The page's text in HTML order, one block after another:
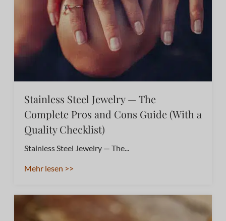
Stainless Steel Jewelry — The
Complete Pros and Cons Guide (With a
Quality Checklist)
Stainless Steel Jewelry — The...
Mehr lesen >>